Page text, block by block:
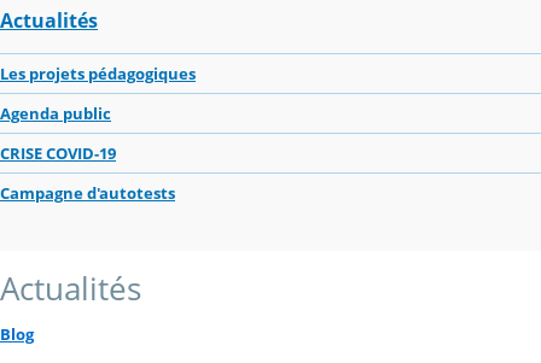
Actualités
Les projets pédagogiques
Agenda public
CRISE COVID-19
Campagne d'autotests
Actualités
Blog